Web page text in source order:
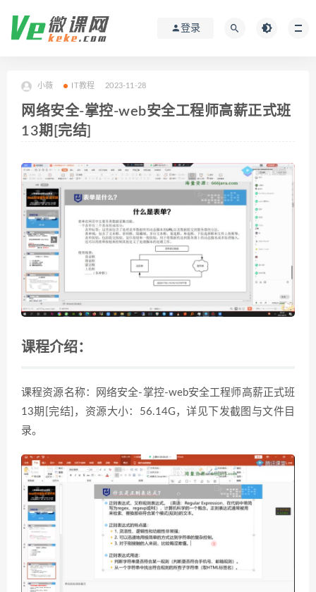
登录
小薇 IT教程 2023-11-28
网络安全-掌控-web安全工程师高薪正式班
13期[完结]
课程介绍：
课程资源名称：网络安全-掌控-web安全工程师高薪正式班
13期[完结]，资源大小：56.14G，详见下发截图与文件目
录。